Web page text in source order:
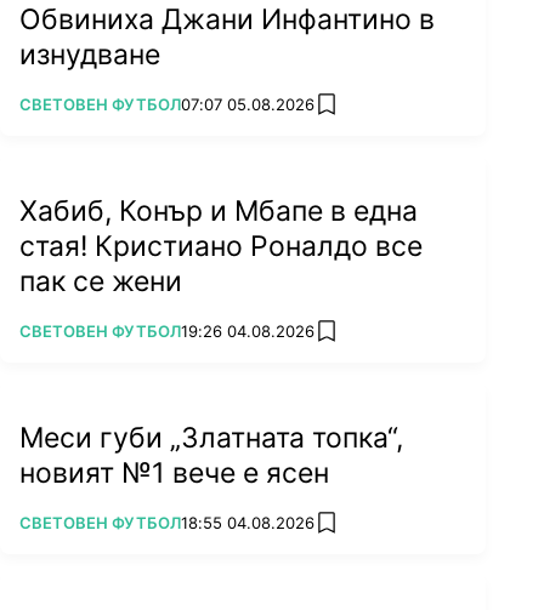
Обвиниха Джани Инфантино в
изнудване
ПОВЕЧЕ ОТ
СВЕТОВЕН ФУТБОЛ07:07 05.08.2026 add favorites
Хабиб, Конър и Мбапе в една
стая! Кристиано Роналдо все
пак се жени
ПОВЕЧЕ ОТ
СВЕТОВЕН ФУТБОЛ19:26 04.08.2026 add favorites
Меси губи „Златната топка“,
новият №1 вече е ясен
ПОВЕЧЕ ОТ
СВЕТОВЕН ФУТБОЛ18:55 04.08.2026 add favorites